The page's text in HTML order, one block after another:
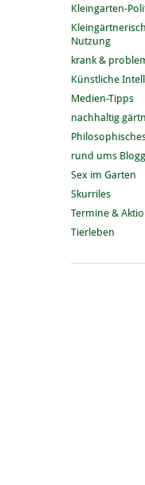
Kleingarten-
Nutzung
krank &
Künstliche
Medien-Tipps
nachhaltig
rund ums
Sex im Garten
Skurriles
Termine &
Tierleben